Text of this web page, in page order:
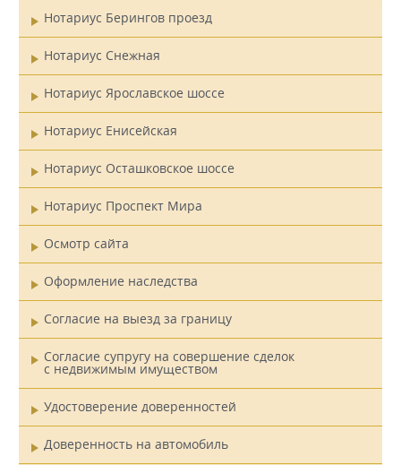
Нотариус Берингов проезд
Нотариус Снежная
Нотариус Ярославское шоссе
Нотариус Енисейская
Нотариус Осташковское шоссе
Нотариус Проспект Мира
Осмотр сайта
Оформление наследства
Согласие на выезд за границу
Согласие супругу на совершение сделок
с недвижимым имуществом
Удостоверение доверенностей
Доверенность на автомобиль